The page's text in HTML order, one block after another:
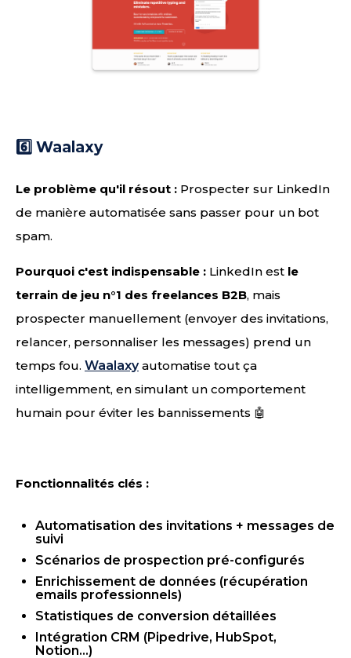
6️⃣ Waalaxy
Le problème qu'il résout : Prospecter sur LinkedIn
de manière automatisée sans passer pour un bot
spam.
Pourquoi c'est indispensable : LinkedIn est le
terrain de jeu n°1 des freelances B2B, mais
prospecter manuellement (envoyer des invitations,
relancer, personnaliser les messages) prend un
temps fou. Waalaxyautomatise tout ça
intelligemment, en simulant un comportement
humain pour éviter les bannissements 🤖
Fonctionnalités clés :
Automatisation des invitations + messages de
suivi
Scénarios de prospection pré-configurés
Enrichissement de données (récupération
emails professionnels)
Statistiques de conversion détaillées
Intégration CRM (Pipedrive, HubSpot,
Notion...)